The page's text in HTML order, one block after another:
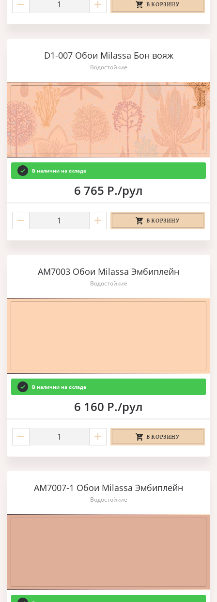
В КОРЗИНУ
D1-007 Обои Milassa Бон вояж
Водостойкие
В наличии на складе
6 765 Р./рул
В КОРЗИНУ
AM7003 Обои Milassa Эмбиплейн
Водостойкие
В наличии на складе
6 160 Р./рул
В КОРЗИНУ
AM7007-1 Обои Milassa Эмбиплейн
Водостойкие